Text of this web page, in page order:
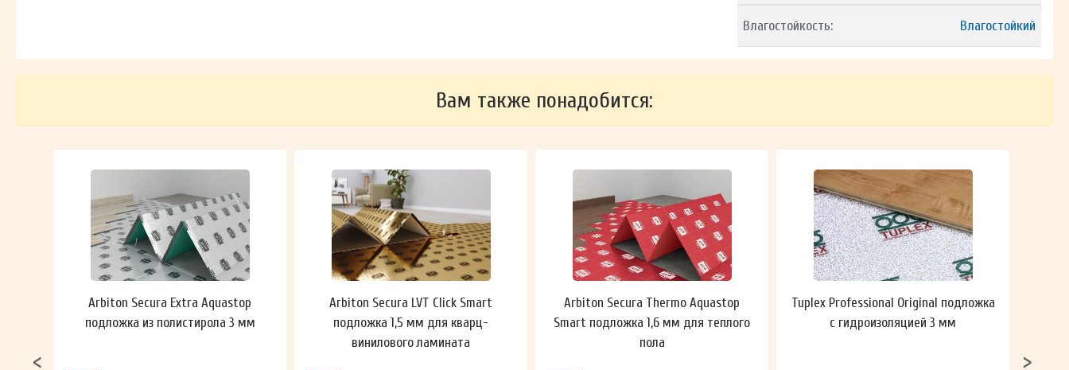
Влагостойкость: Влагостойкий
Вам также понадобится:
Arbiton Secura Extra Aquastop
подложка из полистирола 3 мм
Arbiton Secura LVT Click Smart
подложка 1,5 мм для кварц-
винилового ламината
Arbiton Secura Thermo Aquastop
Smart подложка 1,6 мм для теплого
пола
Tuplex Professional Original подложка
с гидроизоляцией 3 мм